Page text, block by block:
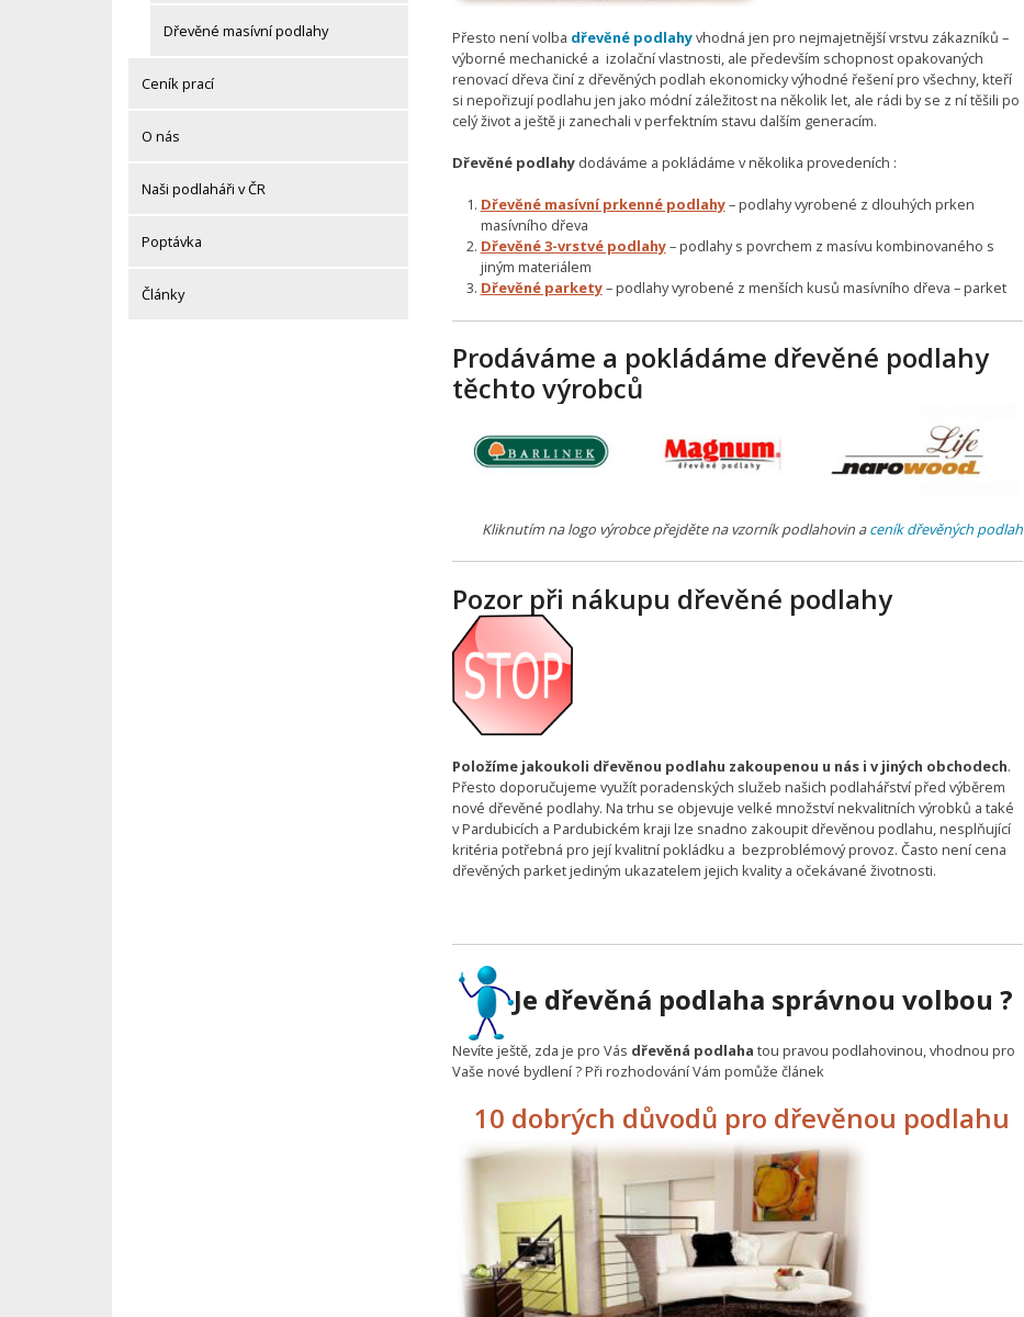
Dřevěné masívní podlahy
Ceník prací
O nás
Naši podlaháři v ČR
Poptávka
Články
Přesto není volba dřevěné podlahyvhodná jen pro nejmajetnější vrstvu zákazníků –
výborné mechanické a izolační vlastnosti, ale především schopnost opakovaných
renovací dřeva činí z dřevěných podlah ekonomicky výhodné řešení pro všechny, kteří
si nepořizují podlahu jen jako módní záležitost na několik let, ale rádi by se z ní těšili po
celý život a ještě ji zanechali v perfektním stavu dalším generacím.
Dřevěné podlahy dodáváme a pokládáme v několika provedeních :
Dřevěné masívní prkenné podlahy– podlahy vyrobené z dlouhých prken
masívního dřeva
Dřevěné 3-vrstvé podlahy– podlahy s povrchem z masívu kombinovaného s
jiným materiálem
Dřevěné parkety– podlahy vyrobené z menších kusů masívního dřeva – parket
Prodáváme a pokládáme dřevěné podlahy
těchto výrobců
Kliknutím na logo výrobce přejděte na vzorník podlahovin aceník dřevěných podlah
Pozor při nákupu dřevěné podlahy
Položíme jakoukoli dřevěnou podlahu zakoupenou u nás i v jiných obchodech.
Přesto doporučujeme využít poradenských služeb našich podlahářství před výběrem
nové dřevěné podlahy. Na trhu se objevuje velké množství nekvalitních výrobků a také
v Pardubicích a Pardubickém kraji lze snadno zakoupit dřevěnou podlahu, nesplňující
kritéria potřebná pro její kvalitní pokládku a bezproblémový provoz. Často není cena
dřevěných parket jediným ukazatelem jejich kvality a očekávané životnosti.
Je dřevěná podlaha správnou volbou ?
Nevíte ještě, zda je pro Vás dřevěná podlaha tou pravou podlahovinou, vhodnou pro
Vaše nové bydlení ? Při rozhodování Vám pomůže článek
10 dobrých důvodů pro dřevěnou podlahu